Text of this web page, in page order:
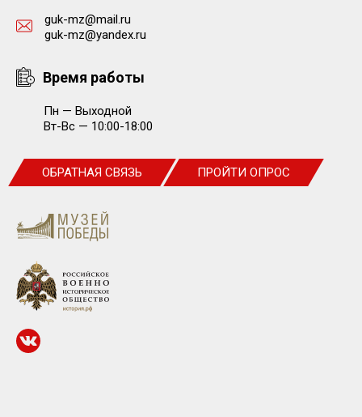
guk-mz@mail.ru
guk-mz@yandex.ru
Время работы
Пн — Выходной
Вт-Вс — 10:00-18:00
ОБРАТНАЯ СВЯЗЬ ПРОЙТИ ОПРОС